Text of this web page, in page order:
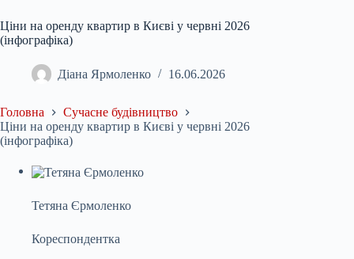
Ціни на оренду квартир в Києві у червні 2026
(інфографіка)
Діана Ярмоленко 16.06.2026
Головна
Сучасне будівництво
Ціни на оренду квартир в Києві у червні 2026
(інфографіка)
Тетяна Єрмоленко
Кореспондентка